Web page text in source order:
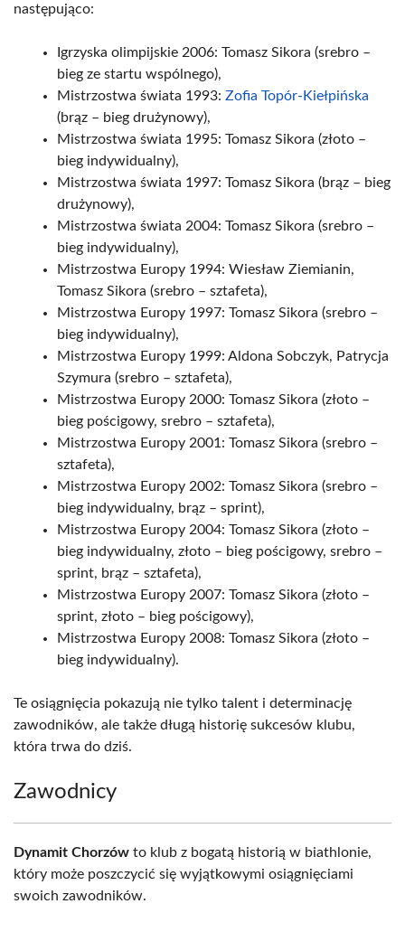
następująco:
Igrzyska olimpijskie 2006: Tomasz Sikora (srebro –
bieg ze startu wspólnego),
Mistrzostwa świata 1993: Zofia Topór-Kiełpińska
(brąz – bieg drużynowy),
Mistrzostwa świata 1995: Tomasz Sikora (złoto –
bieg indywidualny),
Mistrzostwa świata 1997: Tomasz Sikora (brąz – bieg
drużynowy),
Mistrzostwa świata 2004: Tomasz Sikora (srebro –
bieg indywidualny),
Mistrzostwa Europy 1994: Wiesław Ziemianin,
Tomasz Sikora (srebro – sztafeta),
Mistrzostwa Europy 1997: Tomasz Sikora (srebro –
bieg indywidualny),
Mistrzostwa Europy 1999: Aldona Sobczyk, Patrycja
Szymura (srebro – sztafeta),
Mistrzostwa Europy 2000: Tomasz Sikora (złoto –
bieg pościgowy, srebro – sztafeta),
Mistrzostwa Europy 2001: Tomasz Sikora (srebro –
sztafeta),
Mistrzostwa Europy 2002: Tomasz Sikora (srebro –
bieg indywidualny, brąz – sprint),
Mistrzostwa Europy 2004: Tomasz Sikora (złoto –
bieg indywidualny, złoto – bieg pościgowy, srebro –
sprint, brąz – sztafeta),
Mistrzostwa Europy 2007: Tomasz Sikora (złoto –
sprint, złoto – bieg pościgowy),
Mistrzostwa Europy 2008: Tomasz Sikora (złoto –
bieg indywidualny).
Te osiągnięcia pokazują nie tylko talent i determinację
zawodników, ale także długą historię sukcesów klubu,
która trwa do dziś.
Zawodnicy
Dynamit Chorzów to klub z bogatą historią w biathlonie,
który może poszczycić się wyjątkowymi osiągnięciami
swoich zawodników.